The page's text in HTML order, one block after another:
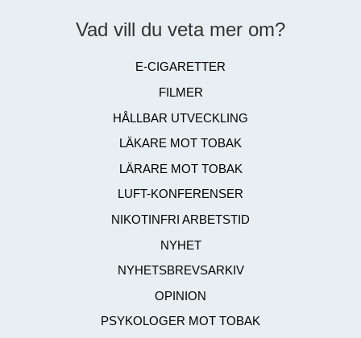
Vad vill du veta mer om?
E-CIGARETTER
FILMER
HÅLLBAR UTVECKLING
LÄKARE MOT TOBAK
LÄRARE MOT TOBAK
LUFT-KONFERENSER
NIKOTINFRI ARBETSTID
NYHET
NYHETSBREVSARKIV
OPINION
PSYKOLOGER MOT TOBAK